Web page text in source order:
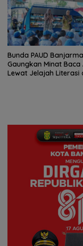
Bunda PAUD
Gaungkan Minat Baca
Lewat Jelajah Literasi